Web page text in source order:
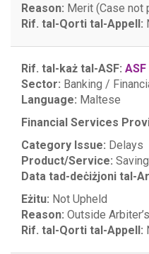
Reason: Merit (Case not
Rif. tal-Qorti tal-Appell:
Rif. tal-każ tal-ASF:
Sector: Banking /
Language: Maltese
Financial Services
Category Issue: Delays
Product/Service:
Data tad-deċiżjoni tal-
Eżitu: Not Upheld
Reason: Outside
Rif. tal-Qorti tal-Appell: